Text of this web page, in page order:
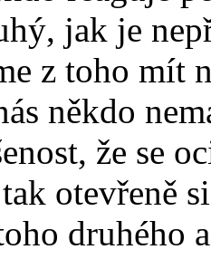
jak je
z toho mít
někdo
že se
otevřeně
druhého